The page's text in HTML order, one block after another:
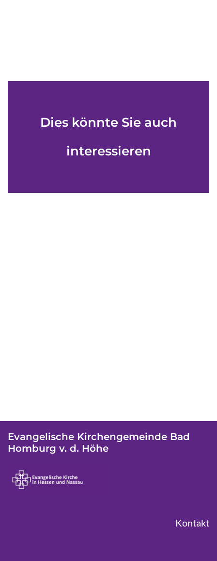
Dies könnte Sie auch
interessieren
Evangelische Kirchengemeinde Bad
Homburg v. d. Höhe
Kontakt